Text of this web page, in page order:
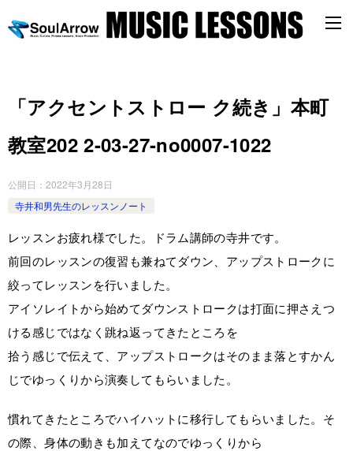
「アクセントストロー ク続き」本町
教室202 2-03-27-­no0007-­1022
公開日： 2022年3月28日
寺井和男先生のレッスンノート
レッスンお疲れ様でした。ドラム講師の寺井です。
前回のレッスンの復習も兼ねてダウン、アップストロークに
絞ってレッスンを行いました。
アイソレイトから始めてダウンストロークは打面に押さえつ
ける感じではなく跳ね返ってきたところを
拾う感じで伝えて、アップストロークはそのまま落とすかん
じでゆっくりから演奏してもらいました。
慣れてきたところでハイハットに移行してもらいました。そ
の際、身体の動きも加えてなのでゆっくりから